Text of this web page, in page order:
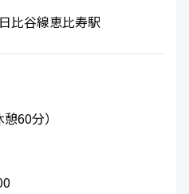
比谷線恵比寿駅
60分）